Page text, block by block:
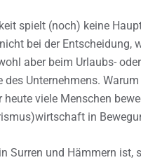
spielt (noch) keine
bei der Entscheidung,
aber beim Urlaubs-
des Unternehmens.
heute viele Menschen
in
Surren und Hämmern ist,